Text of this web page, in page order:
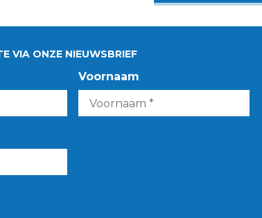
VIA ONZE NIEUWSBRIEF
Voornaam